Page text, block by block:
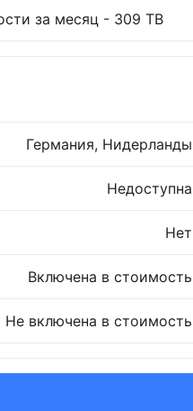
за месяц - 309 TB
Германия, Нидерланды
Недоступна
Нет
Включена в стоимость
Не включена в стоимость